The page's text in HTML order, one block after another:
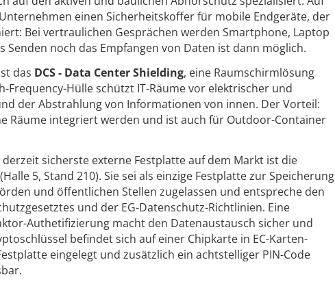
einen Sicherheitskoffer für mobile Endgeräte, der
Bei vertraulichen Gesprächen werden Smartphone, Laptop
Senden noch das Empfangen von Daten ist dann möglich.
das DCS - Data Center Shielding, eine Raumschirmlösung
Frequency-Hülle schützt IT-Räume vor elektrischer und
der Abstrahlung von Informationen von innen. Der Vorteil:
Räume integriert werden und ist auch für Outdoor-Container
derzeit sicherste externe Festplatte auf dem Markt ist die
(Halle 5, Stand 210). Sie sei als einzige Festplatte zur Speicherung
und öffentlichen Stellen zugelassen und entspreche den
und der EG-Datenschutz-Richtlinien. Eine
Authetifizierung macht den Datenaustausch sicher und
befindet sich auf einer Chipkarte in EC-Karten-
eingelegt und zusätzlich ein achtstelliger PIN-Code